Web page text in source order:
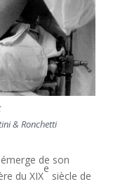
& Ronchetti
de son
du XIX
e
siècle de